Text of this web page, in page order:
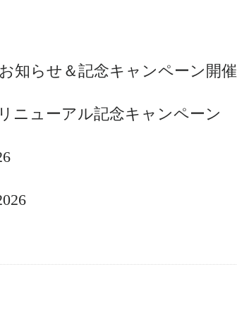
知らせ＆記念キャンペーン開催
ニューアル記念キャンペーン